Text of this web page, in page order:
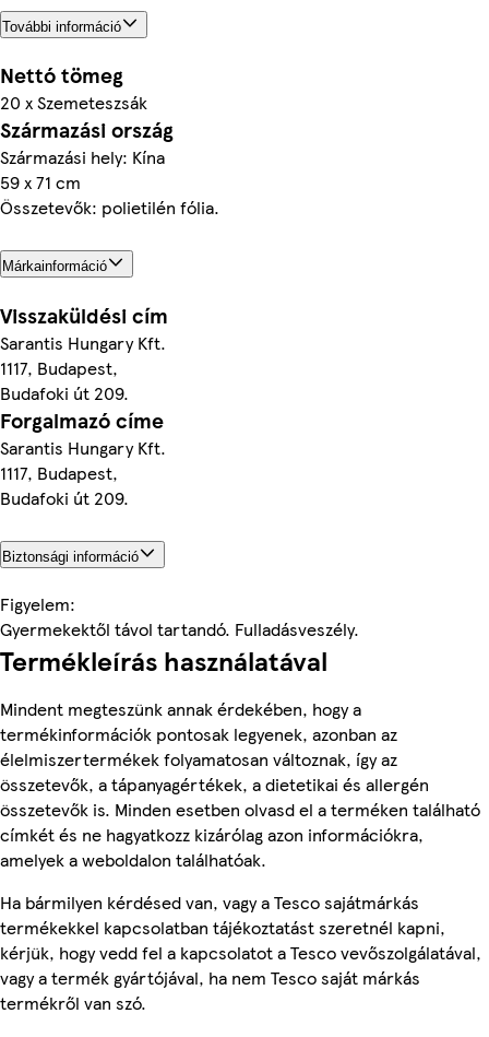
További információ
Nettó tömeg
20 x Szemeteszsák
Származási ország
Származási hely: Kína
59 x 71 cm
Összetevők: polietilén fólia.
Márkainformáció
Visszaküldési cím
Sarantis Hungary Kft.
1117, Budapest,
Budafoki út 209.
Forgalmazó címe
Sarantis Hungary Kft.
1117, Budapest,
Budafoki út 209.
Biztonsági információ
Figyelem:
Gyermekektől távol tartandó. Fulladásveszély.
Termékleírás használatával
Mindent megteszünk annak érdekében, hogy a
termékinformációk pontosak legyenek, azonban az
élelmiszertermékek folyamatosan változnak, így az
összetevők, a tápanyagértékek, a dietetikai és allergén
összetevők is. Minden esetben olvasd el a terméken található
címkét és ne hagyatkozz kizárólag azon információkra,
amelyek a weboldalon találhatóak.
Ha bármilyen kérdésed van, vagy a Tesco sajátmárkás
termékekkel kapcsolatban tájékoztatást szeretnél kapni,
kérjük, hogy vedd fel a kapcsolatot a Tesco vevőszolgálatával,
vagy a termék gyártójával, ha nem Tesco saját márkás
termékről van szó.